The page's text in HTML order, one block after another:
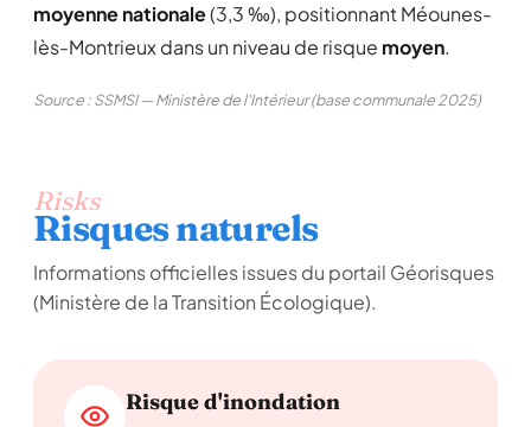
moyenne nationale(3,3 ‰), positionnant Méounes-
lès-Montrieux dans un niveau de risque moyen.
Source : SSMSI — Ministère de l'Intérieur (base communale 2025)
Risks
Risques naturels
Informations officielles issues du portail Géorisques
(Ministère de la Transition Écologique).
Risque d'inondation